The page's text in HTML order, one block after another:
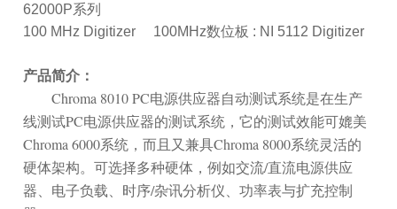
62000P系列
100 MHz Digitizer 100MHz数位板 : NI 5112 Digitizer
产品简介：
Chroma 8010 PC电源供应器自动测试系统是在生产
线测试PC电源供应器的测试系统，它的测试效能可媲美
Chroma 6000系统，而且又兼具Chroma 8000系统灵活的
硬体架构。可选择多种硬体，例如交流/直流电源供应
器、电子负载、时序/杂讯分析仪、功率表与扩充控制